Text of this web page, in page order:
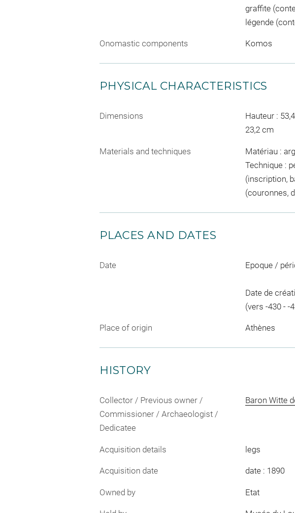
graffite
légende
Onomastic components Komos
PHYSICAL CHARACTERISTICS
Dimensions
Hauteur :
23,2 cm
Materials and techniques
Matériau :
Technique :
(inscription,
(couronnes,
PLACES AND DATES
Date Epoque /
Date de
(vers -430 - -
Place of origin Athènes
HISTORY
Collector / Previous owner /
Commissioner / Archaeologist /
Dedicatee
Baron Witte
Acquisition details legs
Acquisition date date : 1890
Owned by Etat